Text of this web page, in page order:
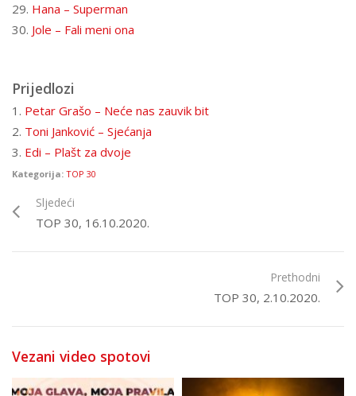
29. Hana – Superman
30. Jole – Fali meni ona
Prijedlozi
1. Petar Grašo – Neće nas zauvik bit
2. Toni Janković – Sjećanja
3. Edi – Plašt za dvoje
Kategorija: TOP 30
Sljedeći
TOP 30, 16.10.2020.
Prethodni
TOP 30, 2.10.2020.
Vezani video spotovi